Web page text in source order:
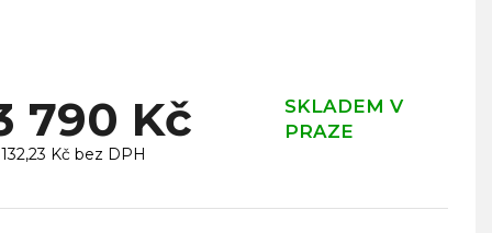
790 Kč
SKLADEM V
PRAZE
Kč bez DPH